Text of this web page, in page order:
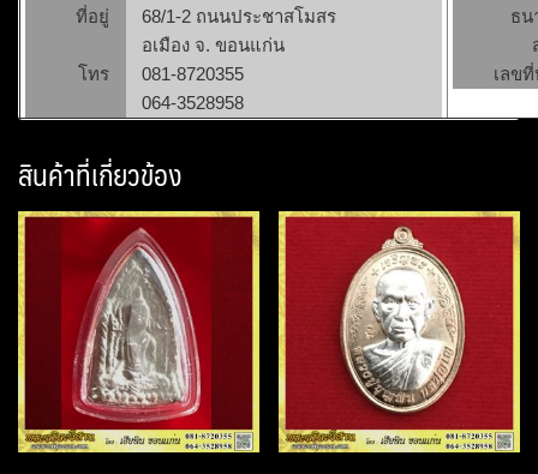
ที่อยู่
68/1-2 ถนนประชาสโมสร
อเมือง จ. ขอนแก่น
โทร
081-8720355
064-3528958
ธน
เลข
สินค้าที่เกี่ยวข้อง